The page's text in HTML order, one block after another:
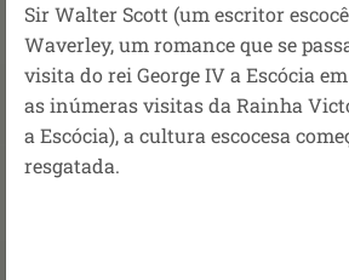
Sir Walter Scott (um escritor
Waverley, um romance que se
visita do rei George IV a Escócia
as inúmeras visitas da Rainha
a Escócia), a cultura escocesa
resgatada.